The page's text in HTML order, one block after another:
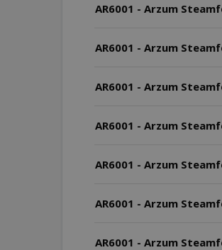
AR6001 - Arzum
AR6001 - Arzum
AR6001 - Arzum
AR6001 - Arzum
AR6001 - Arzum
AR6001 - Arzum
AR6001 - Arzum